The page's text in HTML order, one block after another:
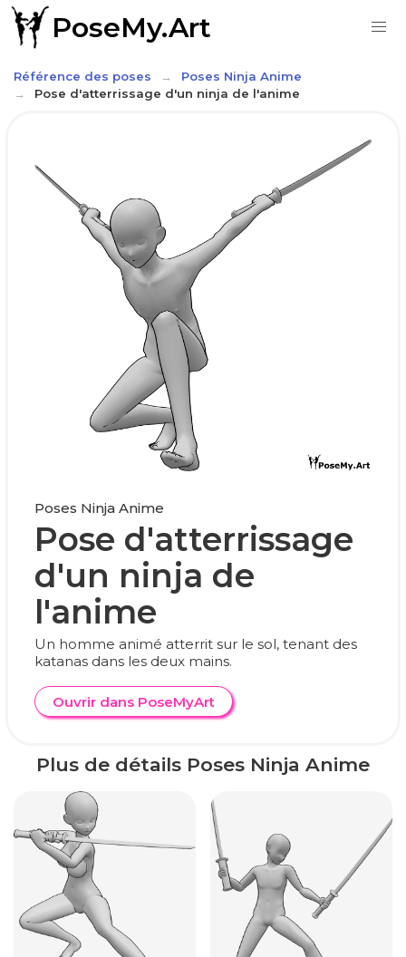
PoseMy.Art
Référence des poses
Poses Ninja Anime
Pose d'atterrissage d'un ninja de l'anime
Poses Ninja Anime
Pose d'atterrissage
d'un ninja de
l'anime
Un homme animé atterrit sur le sol, tenant des
katanas dans les deux mains.
Ouvrir dans PoseMyArt
Plus de détails Poses Ninja Anime